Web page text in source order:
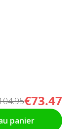
€73.47
panier